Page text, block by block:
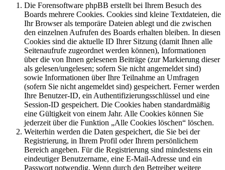
Die Forensoftware phpBB erstellt bei Ihrem Besuch des
Boards mehrere Cookies. Cookies sind kleine Textdateien, die
Ihr Browser als temporäre Dateien ablegt und die zwischen
den einzelnen Aufrufen des Boards erhalten bleiben. In diesen
Cookies sind die aktuelle ID Ihrer Sitzung (damit Ihnen alle
Seitenaufrufe zugeordnet werden können), Informationen
über die von Ihnen gelesenen Beiträge (zur Markierung dieser
als gelesen/ungelesen; sofern Sie nicht angemeldet sind)
sowie Informationen über Ihre Teilnahme an Umfragen
(sofern Sie nicht angemeldet sind) gespeichert. Ferner werden
Ihre Benutzer-ID, ein Authentifizierungsschlüssel und eine
Session-ID gespeichert. Die Cookies haben standardmäßig
eine Gültigkeit von einem Jahr. Alle Cookies können Sie
jederzeit über die Funktion „Alle Cookies löschen“ löschen.
Weiterhin werden die Daten gespeichert, die Sie bei der
Registrierung, in Ihrem Profil oder Ihrem persönlichem
Bereich angeben. Für die Registrierung sind mindestens ein
eindeutiger Benutzername, eine E-Mail-Adresse und ein
Passwort notwendig. Wenn durch den Betreiber weitere